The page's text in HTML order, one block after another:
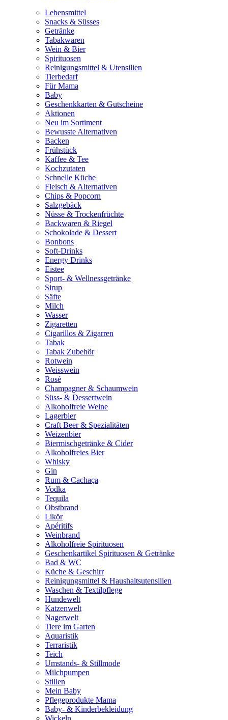
Lebensmittel
Snacks & Süsses
Getränke
Tabakwaren
Wein & Bier
Spirituosen
Reinigungsmittel & Utensilien
Tierbedarf
Für Mama
Baby
Geschenkkarten & Gutscheine
Aktionen
Neu im Sortiment
Bewusste Alternativen
Backen
Frühstück
Kaffee & Tee
Kochzutaten
Schnelle Küche
Fleisch & Alternativen
Chips & Popcorn
Salzgebäck
Nüsse & Trockenfrüchte
Backwaren & Riegel
Schokolade & Dessert
Bonbons
Soft-Drinks
Energy Drinks
Eistee
Sport- & Wellnessgetränke
Sirup
Säfte
Milch
Wasser
Zigaretten
Cigarillos & Zigarren
Tabak
Tabak Zubehör
Rotwein
Weisswein
Rosé
Champagner & Schaumwein
Süss- & Dessertwein
Alkoholfreie Weine
Lagerbier
Craft Beer & Spezialitäten
Weizenbier
Biermischgetränke & Cider
Alkoholfreies Bier
Whisky
Gin
Rum & Cachaça
Vodka
Tequila
Obstbrand
Likör
Apéritifs
Weinbrand
Alkoholfreie Spirituosen
Geschenkartikel Spirituosen & Getränke
Bad & WC
Küche & Geschirr
Reinigungsmittel & Haushaltsutensilien
Waschen & Textilpflege
Hundewelt
Katzenwelt
Nagerwelt
Tiere im Garten
Aquaristik
Terraristik
Teich
Umstands- & Stillmode
Milchpumpen
Stillen
Mein Baby
Pflegeprodukte Mama
Baby- & Kinderbekleidung
Wickeln